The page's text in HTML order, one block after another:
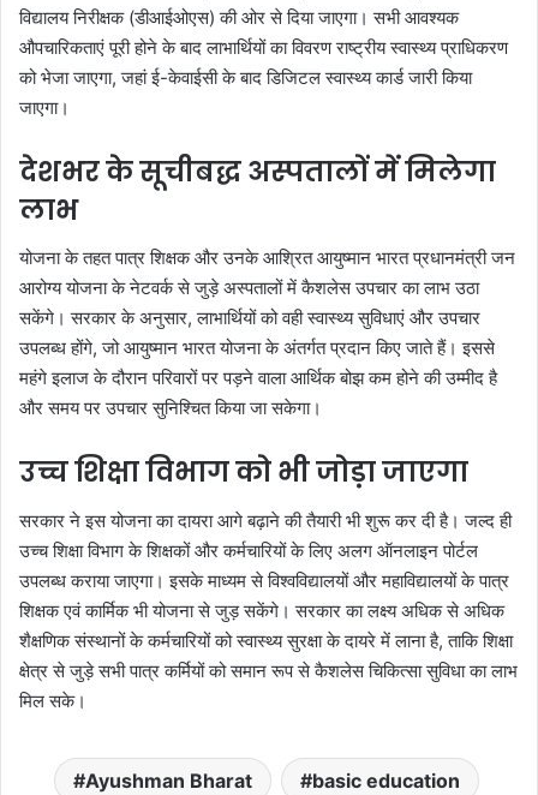
विद्यालय निरीक्षक (डीआईओएस) की ओर से दिया जाएगा। सभी आवश्यक
औपचारिकताएं पूरी होने के बाद लाभार्थियों का विवरण राष्ट्रीय स्वास्थ्य प्राधिकरण
को भेजा जाएगा, जहां ई-केवाईसी के बाद डिजिटल स्वास्थ्य कार्ड जारी किया
जाएगा।
देशभर के सूचीबद्ध अस्पतालों में मिलेगा
लाभ
योजना के तहत पात्र शिक्षक और उनके आश्रित आयुष्मान भारत प्रधानमंत्री जन
आरोग्य योजना के नेटवर्क से जुड़े अस्पतालों में कैशलेस उपचार का लाभ उठा
सकेंगे। सरकार के अनुसार, लाभार्थियों को वही स्वास्थ्य सुविधाएं और उपचार
उपलब्ध होंगे, जो आयुष्मान भारत योजना के अंतर्गत प्रदान किए जाते हैं। इससे
महंगे इलाज के दौरान परिवारों पर पड़ने वाला आर्थिक बोझ कम होने की उम्मीद है
और समय पर उपचार सुनिश्चित किया जा सकेगा।
उच्च शिक्षा विभाग को भी जोड़ा जाएगा
सरकार ने इस योजना का दायरा आगे बढ़ाने की तैयारी भी शुरू कर दी है। जल्द ही
उच्च शिक्षा विभाग के शिक्षकों और कर्मचारियों के लिए अलग ऑनलाइन पोर्टल
उपलब्ध कराया जाएगा। इसके माध्यम से विश्वविद्यालयों और महाविद्यालयों के पात्र
शिक्षक एवं कार्मिक भी योजना से जुड़ सकेंगे। सरकार का लक्ष्य अधिक से अधिक
शैक्षणिक संस्थानों के कर्मचारियों को स्वास्थ्य सुरक्षा के दायरे में लाना है, ताकि शिक्षा
क्षेत्र से जुड़े सभी पात्र कर्मियों को समान रूप से कैशलेस चिकित्सा सुविधा का लाभ
मिल सके।
Ayushman Bharat basic education